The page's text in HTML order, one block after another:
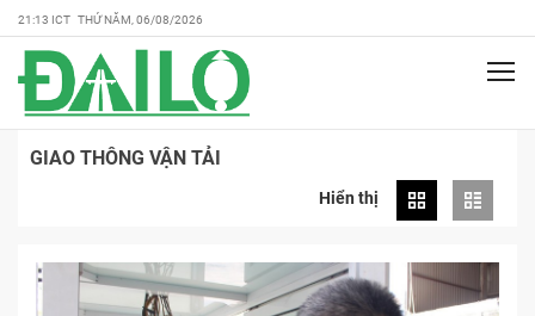
21:13 ICT THỨ NĂM, 06/08/2026
GIAO THÔNG VẬN TẢI
Hiển thị